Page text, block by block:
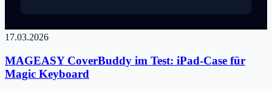
17.03.2026
MAGEASY CoverBuddy im Test: iPad-Case für
Magic Keyboard